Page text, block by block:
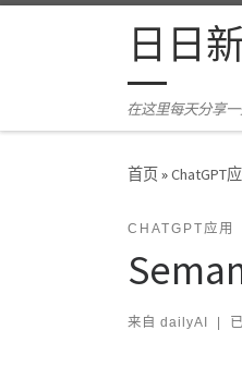
Skip to content日日
在这里每天分享
首页»ChatGPT
CHATGPT应用
来自 dailyAI